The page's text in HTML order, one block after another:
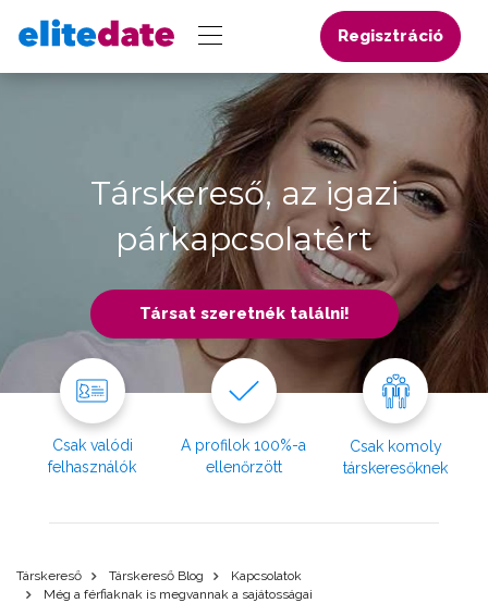
Regisztráció
Társkereső, az igazi
párkapcsolatért
Társat szeretnék találni!
Csak valódi
felhasználók
A profilok 100%-a
ellenőrzött
Csak komoly
társkeresőknek
Társkereső Társkereső Blog
Kapcsolatok
Még a férfiaknak is megvannak a sajátosságai